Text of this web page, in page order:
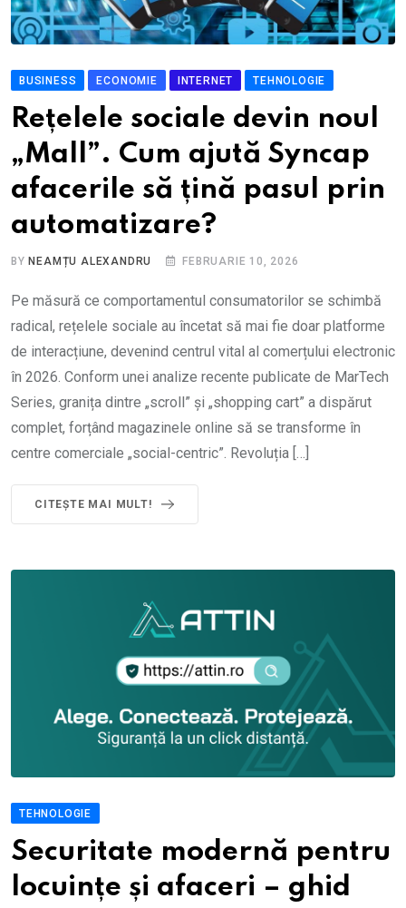
BUSINESS ECONOMIE INTERNET TEHNOLOGIE
Rețelele sociale devin noul
„Mall”. Cum ajută Syncap
afacerile să țină pasul prin
automatizare?
BYNEAMȚU ALEXANDRU FEBRUARIE 10, 2026
Pe măsură ce comportamentul consumatorilor se schimbă
radical, rețelele sociale au încetat să mai fie doar platforme
de interacțiune, devenind centrul vital al comerțului electronic
în 2026. Conform unei analize recente publicate de MarTech
Series, granița dintre „scroll” și „shopping cart” a dispărut
complet, forțând magazinele online să se transforme în
centre comerciale „social-centric”. Revoluția […]
CITEȘTE MAI MULT!
TEHNOLOGIE
Securitate modernă pentru
locuințe și afaceri – ghid